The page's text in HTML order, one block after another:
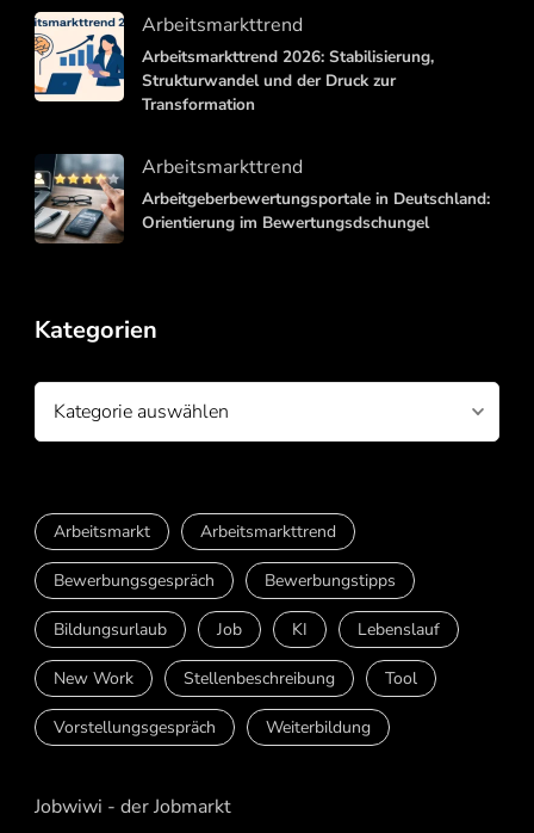
Arbeitsmarkttrend
Arbeitsmarkttrend 2026: Stabilisierung,
Strukturwandel und der Druck zur
Transformation
Arbeitsmarkttrend
Arbeitgeberbewertungsportale in Deutschland:
Orientierung im Bewertungsdschungel
Kategorien
Kategorien
Arbeitsmarkt Arbeitsmarkttrend
Bewerbungsgespräch Bewerbungstipps
Bildungsurlaub Job KI Lebenslauf
New Work Stellenbeschreibung Tool
Vorstellungsgespräch Weiterbildung
Jobwiwi - der Jobmarkt